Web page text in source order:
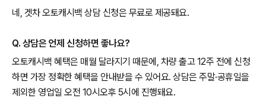
네, 겟차 오토캐시백 상담 신청은 무료로 제공돼요.
Q. 상담은 언제 신청하면 좋나요?
오토캐시백 혜택은 매월 달라지기 때문에, 차량 출고 12주 전에 신청
하면 가장 정확한 혜택을 안내받을 수 있어요. 상담은 주말·공휴일을
제외한 영업일 오전 10시오후 5시에 진행돼요.